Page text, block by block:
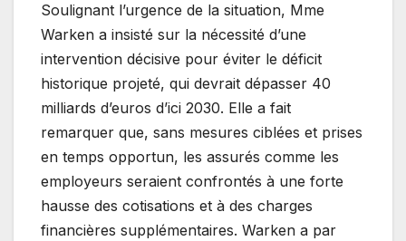
Soulignant l’urgence de la situation, Mme
Warken a insisté sur la nécessité d’une
intervention décisive pour éviter le déficit
historique projeté, qui devrait dépasser 40
milliards d’euros d’ici 2030. Elle a fait
remarquer que, sans mesures ciblées et prises
en temps opportun, les assurés comme les
employeurs seraient confrontés à une forte
hausse des cotisations et à des charges
financières supplémentaires. Warken a par